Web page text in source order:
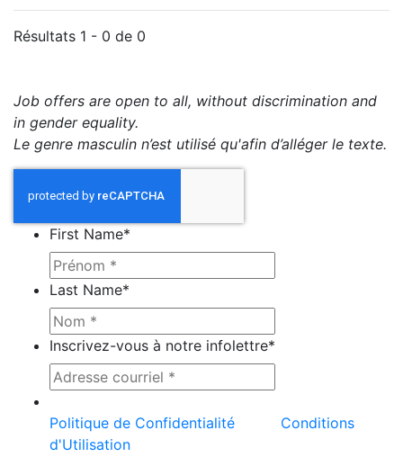
Résultats 1 - 0 de 0
Job offers are open to all, without discrimination and
in gender equality.
Le genre masculin n’est utilisé qu'afin d’alléger le texte.
First Name*
Last Name*
Inscrivez-vous à notre infolettre*
Politique de Confidentialité
Conditions
d'Utilisation